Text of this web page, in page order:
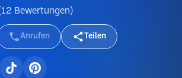
12 Bewertungen )
Anrufen Teilen